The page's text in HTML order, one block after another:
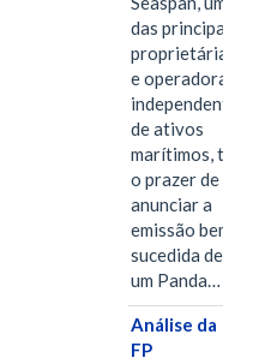
das principais
proprietárias
e operadoras
independentes
de ativos
marítimos, tem
o prazer de
anunciar a
emissão bem-
sucedida de
um Panda…
Análise da
FP